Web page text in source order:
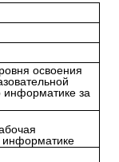
освоения
за